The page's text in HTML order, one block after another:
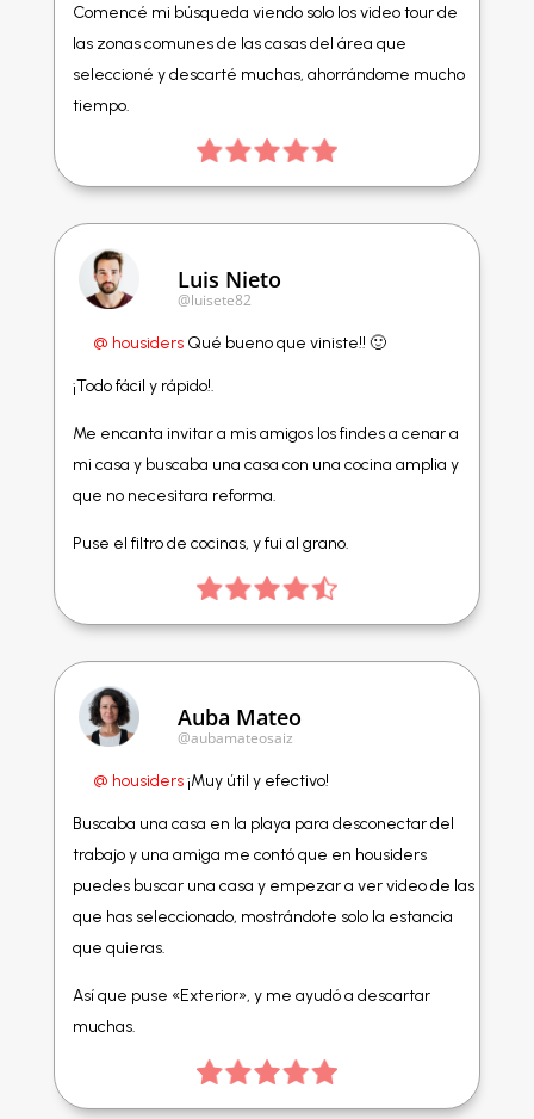
Comencé mi búsqueda viendo solo los video tour de
las zonas comunes de las casas del área que
seleccioné y descarté muchas, ahorrándome mucho
tiempo.
Luis Nieto
@luisete82
@ housidersQué bueno que viniste!! 🙂
¡Todo fácil y rápido!.
Me encanta invitar a mis amigos los findes a cenar a
mi casa y buscaba una casa con una cocina amplia y
que no necesitara reforma.
Puse el filtro de cocinas, y fui al grano.
Auba Mateo
@aubamateosaiz
@ housiders¡Muy útil y efectivo!
Buscaba una casa en la playa para desconectar del
trabajo y una amiga me contó que en housiders
puedes buscar una casa y empezar a ver video de las
que has seleccionado, mostrándote solo la estancia
que quieras.
Así que puse «Exterior», y me ayudó a descartar
muchas.